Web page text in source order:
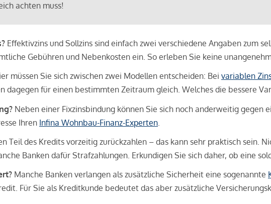
achten muss!
Effektivzins und Sollzins sind einfach zwei verschiedene Angaben zum
Gebühren und Nebenkosten ein. So erleben Sie keine
müssen Sie sich zwischen zwei Modellen entscheiden: Bei variablen
dagegen für einen bestimmten Zeitraum gleich. Welches die bessere
Neben einer Fixzinsbindung können Sie sich noch anderweitig gegen
Ihren Infina Wohnbau-Finanz-Experten
Teil des Kredits vorzeitig zurückzahlen – das kann sehr praktisch sein.
Banken dafür Strafzahlungen. Erkundigen Sie sich daher, ob eine
Manche Banken verlangen als zusätzliche Sicherheit eine sogenannte
Für Sie als Kreditkunde bedeutet das aber zusätzliche